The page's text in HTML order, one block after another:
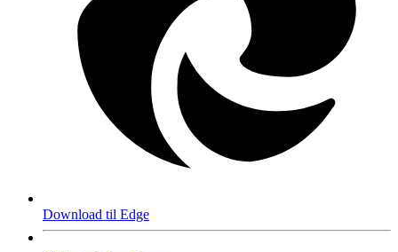
Download til Edge